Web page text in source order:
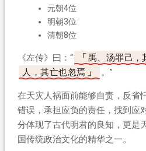
元朝4位
明朝3位
清朝8位
《左传》曰：“
禹、汤罪己，
人，其亡也忽焉
。”
在天灾人祸面前能够自责，反省
错误，承担应负的责任，找到应
分体现了古代明君的良知，更是
国传统政治文化的精华之一。